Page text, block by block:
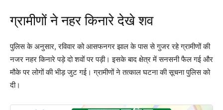
ग्रामीणों ने नहर किनारे देखे शव
पुलिस के अनुसार, रविवार को आसफनगर झाल के पास से गुजर रहे ग्रामीणों की
नजर नहर किनारे पड़े दो शवों पर पड़ी। इसके बाद क्षेत्र में सनसनी फैल गई और
मौके पर लोगों की भीड़ जुट गई। ग्रामीणों ने तत्काल घटना की सूचना पुलिस को
दी।